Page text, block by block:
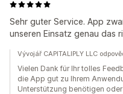
Sehr guter Service. App
unseren Einsatz genau das
Vývojář CAPITALIPLY LLC
Vielen Dank für Ihr tolles
die App gut zu Ihrem
Unterstützung benötigen